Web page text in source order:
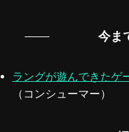
今ま
ラングが遊んできたゲ
（コンシューマー）